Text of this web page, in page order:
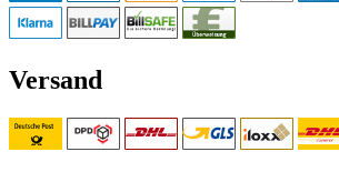
Versand